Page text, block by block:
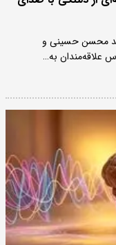
محسن حسینی و
علاقه‌مندان به…